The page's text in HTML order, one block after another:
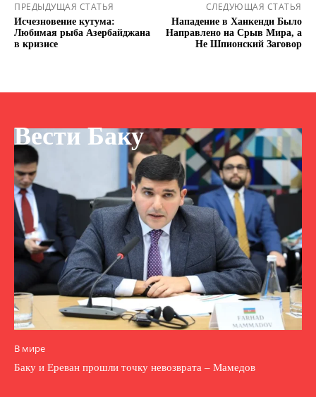
ПРЕДЫДУЩАЯ СТАТЬЯ
Исчезновение кутума:
Любимая рыба Азербайджана
в кризисе
СЛЕДУЮЩАЯ СТАТЬЯ
Нападение в Ханкенди Было
Направлено на Срыв Мира, а
Не Шпионский Заговор
Вести Баку
В мире
Баку и Ереван прошли точку невозврата – Мамедов